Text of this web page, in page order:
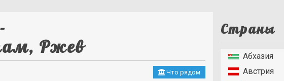
Ржев
Что рядом
Страны
Абхазия
Австрия